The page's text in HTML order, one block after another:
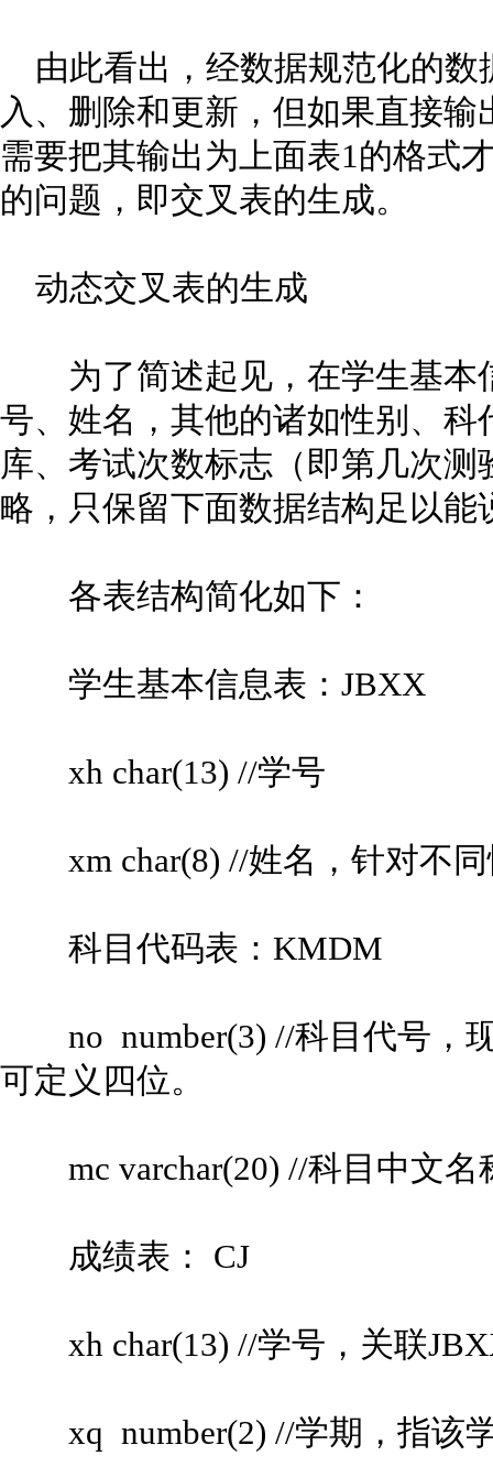
由此看出，经数据规范化的数
入、删除和更新，但如果直接
需要把其输出为上面表1的格式
的问题，即交叉表的生成。
动态交叉表的生成
为了简述起见，在学生基本
号、姓名，其他的诸如性别、
库、考试次数标志（即第几次
略，只保留下面数据结构足以
各表结构简化如下：
学生基本信息表：JBXX
xh char(13) //学号
xm char(8) //姓名，针对不同
科目代码表：KMDM
no number(3) //科目代号，
可定义四位。
mc varchar(20) //科目中文名
成绩表： CJ
xh char(13) //学号，关联
xq number(2) //学期，指该